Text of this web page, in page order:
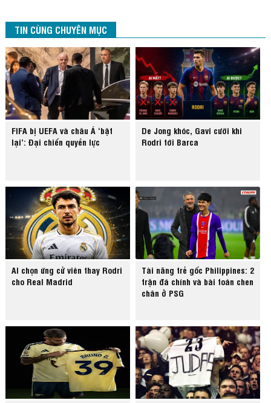
TIN CÙNG CHUYÊN MỤC
FIFA bị UEFA và châu Á ‘bật
lại’: Đại chiến quyền lực
De Jong khóc, Gavi cười khi
Rodri tới Barca
AI chọn ứng cử viên thay Rodri
cho Real Madrid
Tài năng trẻ gốc Philippines: 2
trận đá chính và bài toán chen
chân ở PSG